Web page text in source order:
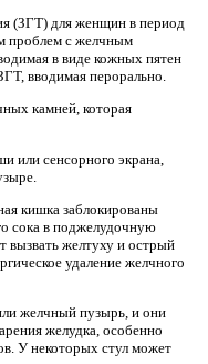
(ЗГТ) для женщин в период
проблем с желчным
в виде кожных пятен
вводимая перорально.
камней, которая
или сенсорного экрана,
кишка заблокированы
сока в поджелудочную
вызвать желтуху и острый
удаление желчного
желчный пузырь, и они
желудка, особенно
У некоторых стул может